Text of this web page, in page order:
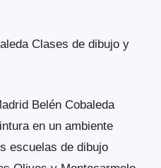
Clases de dibujo y
Belén Cobaleda
en un ambiente
escuelas de dibujo